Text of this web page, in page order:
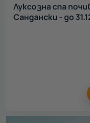
Луксозна спа
Сандански - до